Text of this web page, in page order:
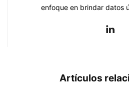
enfoque en brindar datos
Artículos